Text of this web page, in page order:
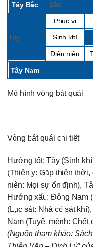
Tây Bắc Bắc
Tây
Phục vị
Sinh khí
Diên niên
Tây Nam
Mô hình vòng bát quái
Vòng bát quái chi tiết
Hướng tốt: Tây (Sinh
(Thiên y: Gặp thiên
niên: Mọi sự ổn định),
Hướng xấu: Đông Nam
(Lục sát: Nhà có sát
Nam (Tuyệt mệnh: Chết
(Nguồn tham khảo: